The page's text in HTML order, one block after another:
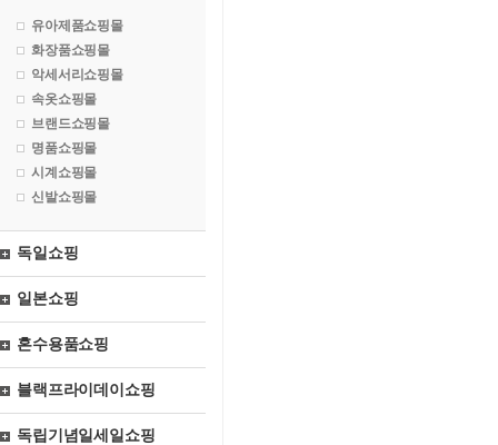
유아제품쇼핑몰
화장품쇼핑몰
악세서리쇼핑몰
속옷쇼핑몰
브랜드쇼핑몰
명품쇼핑몰
시계쇼핑몰
신발쇼핑몰
독일쇼핑
일본쇼핑
혼수용품쇼핑
블랙프라이데이쇼핑
독립기념일세일쇼핑